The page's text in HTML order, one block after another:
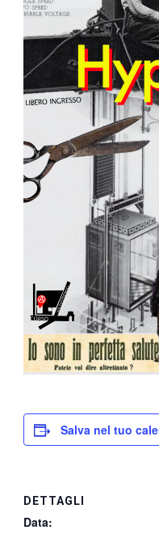
Salva nel tuo
DETTAGLI
Data: